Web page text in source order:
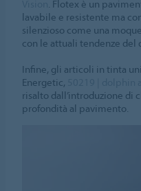
. Flotex è un
lavabile e resistente ma
silenzioso come una
con le attuali tendenze del
Infine, gli articoli in tinta
Energetic,
risalto dall’introduzione di
profondità al pavimento.